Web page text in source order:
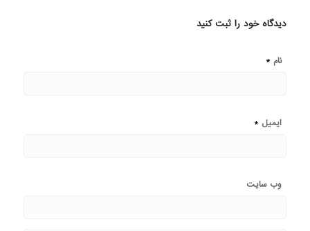
دیدگاه خود را ثبت کنید
نام *
ایمیل *
وب‌ سایت